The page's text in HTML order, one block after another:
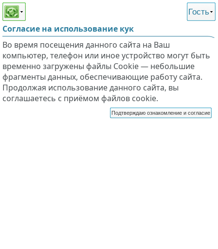
Этот сайт поддерживает
слабовидящих
Гость
Согласие на использование кук
Во время посещения данного сайта на Ваш
компьютер, телефон или иное устройство могут быть
временно загружены файлы Cookie — небольшие
фрагменты данных, обеспечивающие работу сайта.
Продолжая использование данного сайта, вы
соглашаетесь с приёмом файлов cookie.
Подтверждаю ознакомление и согласие